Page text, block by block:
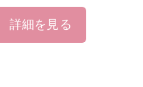
詳細を見る